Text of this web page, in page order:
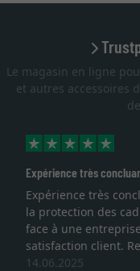
Le magasin en ligne
et autres accessoires
Expérience très
Expérience très
la protection des
face à une
satisfaction client.
14.06.2025